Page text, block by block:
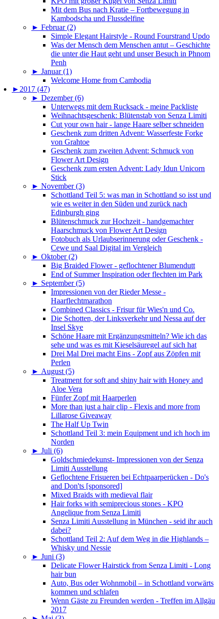
Mit dem Bus nach Kratie – Fortbewegung in
Kambodscha und Flussdelfine
► Februar (2)
Simple Elegant Hairstyle - Round Fourstrand Updo
Was der Mensch dem Menschen antut – Geschichte
die unter die Haut geht und unser Besuch in Phnom
Penh
► Januar (1)
Welcome Home from Cambodia
► 2017 (47)
► Dezember (6)
Unterwegs mit dem Rucksack - meine Packliste
Weihnachtsgeschenk: Blütenstab von Senza Limiti
Cut your own hair - lange Haare selber schneiden
Geschenk zum dritten Advent: Wasserfeste Forke
von Grahtoe
Geschenk zum zweiten Advent: Schmuck von
Flower Art Design
Geschenk zum ersten Advent: Lady Idun Unicorn
Stick
► November (3)
Schottland Teil 5: was man in Schottland so isst und
wie es weiter in den Süden und zurück nach
Edinburgh ging
Blütenschmuck zur Hochzeit - handgemachter
Haarschmuck von Flower Art Design
Fotobuch als Urlaubserinnerung oder Geschenk -
Cewe und Saal Digital im Vergleich
► Oktober (2)
Big Braided Flower - geflochtener Blumendutt
End of Summer Inspiration oder flechten im Park
► September (5)
Impressionen von der Rieder Messe -
Haarflechtmarathon
Combined Classics - Frisur für Wies'n und Co.
Die Schotten, der Linksverkehr und Nessa auf der
Insel Skye
Schöne Haare mit Ergänzungsmitteln? Wie ich das
sehe und was es mit Kieselsäuregel auf sich hat
Drei Mal Drei macht Eins - Zopf aus Zöpfen mit
Perlen
► August (5)
Treatment for soft and shiny hair with Honey and
Aloe Vera
Fünfer Zopf mit Haarperlen
More than just a hair clip - Flexis and more from
Lillarose Giveaway
The Half Up Twin
Schottland Teil 3: mein Equipment und ich hoch im
Norden
► Juli (6)
Goldschmiedekunst- Impressionen von der Senza
Limiti Ausstellung
Geflochtene Frisueren bei Echtpaarperücken - Do's
and Don'ts [sponsored]
Mixed Braids with medieval flair
Hair forks with semiprecious stones - KPO
Angelique from Senza Limiti
Senza Limiti Ausstellung in München - seid ihr auch
dabei?
Schottland Teil 2: Auf dem Weg in die Highlands –
Whisky und Nessie
► Juni (3)
Delicate Flower Hairstick from Senza Limiti - Long
hair bun
Auto, Bus oder Wohnmobil – in Schottland vorwärts
kommen und schlafen
Wenn Gäste zu Freunden werden - Treffen im Allgäu
2017